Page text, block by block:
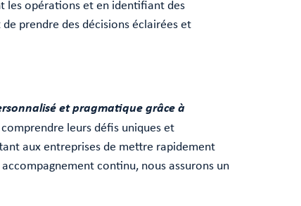
les opérations et en identifiant des
prendre des décisions éclairées et
et pragmatique grâce à
leurs défis uniques et
aux entreprises de mettre rapidement
continu, nous assurons un